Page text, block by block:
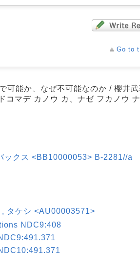
Go to
可能か、なぜ不可能なのか / 櫻井武
コマデ カノウ カ、ナゼ フカノウ
ックス <BB10000053> B-2281//a
タケシ <AU00003571>
NDC9:408